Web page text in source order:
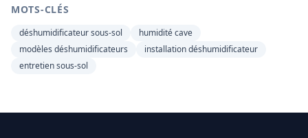
MOTS-CLÉS
déshumidificateur sous-sol
humidité cave
modèles déshumidificateurs
installation déshumidificateur
entretien sous-sol